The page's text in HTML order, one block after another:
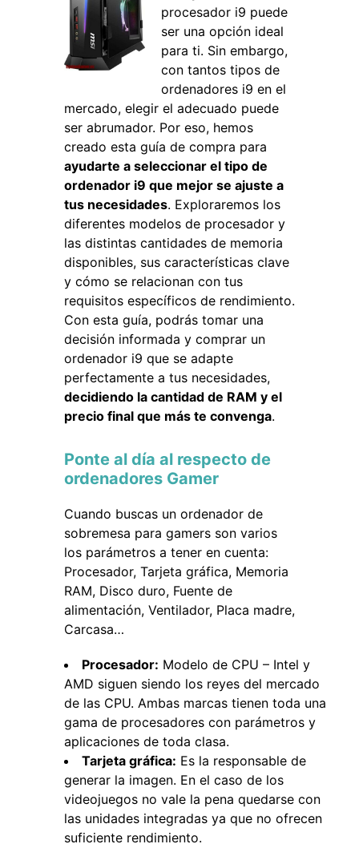
procesador i9 puede
ser una opción ideal
para ti. Sin embargo,
con tantos tipos de
ordenadores i9 en el
mercado, elegir el adecuado puede
ser abrumador. Por eso, hemos
creado esta guía de compra para
ayudarte a seleccionar el tipo de
ordenador i9 que mejor se ajuste a
tus necesidades. Exploraremos los
diferentes modelos de procesador y
las distintas cantidades de memoria
disponibles, sus características clave
y cómo se relacionan con tus
requisitos específicos de rendimiento.
Con esta guía, podrás tomar una
decisión informada y comprar un
ordenador i9 que se adapte
perfectamente a tus necesidades,
decidiendo la cantidad de RAM y el
precio final que más te convenga.
Ponte al día al respecto de
ordenadores Gamer
Cuando buscas un ordenador de
sobremesa para gamers son varios
los parámetros a tener en cuenta:
Procesador, Tarjeta gráfica, Memoria
RAM, Disco duro, Fuente de
alimentación, Ventilador, Placa madre,
Carcasa…
Procesador: Modelo de CPU – Intel y
AMD siguen siendo los reyes del mercado
de las CPU. Ambas marcas tienen toda una
gama de procesadores con parámetros y
aplicaciones de toda clasa.
Tarjeta gráfica: Es la responsable de
generar la imagen. En el caso de los
videojuegos no vale la pena quedarse con
las unidades integradas ya que no ofrecen
suficiente rendimiento.